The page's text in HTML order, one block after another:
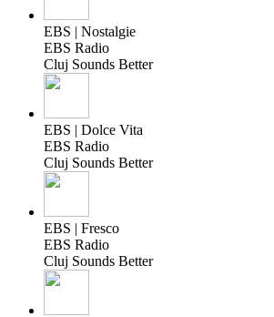
EBS | Nostalgie
EBS Radio
Cluj Sounds Better
EBS | Dolce Vita
EBS Radio
Cluj Sounds Better
EBS | Fresco
EBS Radio
Cluj Sounds Better